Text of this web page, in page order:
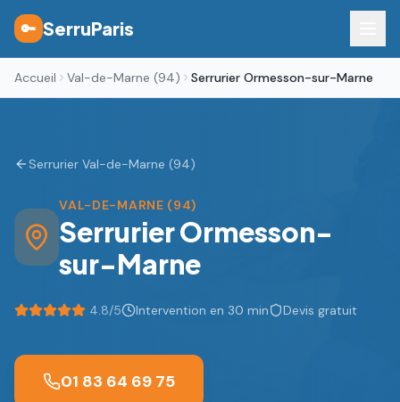
🔑 SerruParis
Accueil Val-de-Marne (94) Serrurier Ormesson-sur-Marne
Serrurier Val-de-Marne (94)
VAL-DE-MARNE (94)
SerrurierOrmesson-
sur-Marne
4.8/5 Intervention en 30 min Devis gratuit
01 83 64 69 75